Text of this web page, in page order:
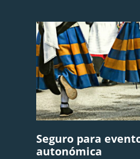
Seguro para
autonómica